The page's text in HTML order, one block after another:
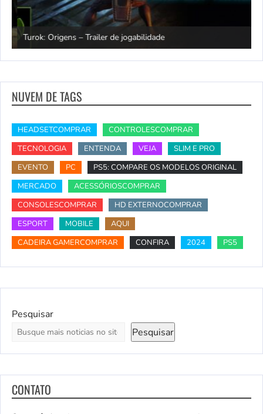
Turok: Origens – Trailer de jogabilidade
NUVEM DE TAGS
HEADSETCOMPRAR
CONTROLESCOMPRAR
TECNOLOGIA
ENTENDA VEJA
SLIM E PRO
EVENTO
PC
PS5: COMPARE OS MODELOS ORIGINAL
MERCADO
ACESSÓRIOSCOMPRAR
CONSOLESCOMPRAR
HD EXTERNOCOMPRAR
ESPORT
MOBILE
AQUI
CADEIRA GAMERCOMPRAR
CONFIRA 2024 PS5
Pesquisar
Pesquisar
CONTATO